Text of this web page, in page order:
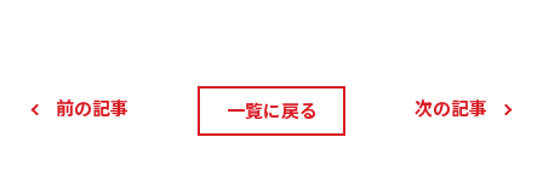
前の記事 一覧に戻る 次の記事